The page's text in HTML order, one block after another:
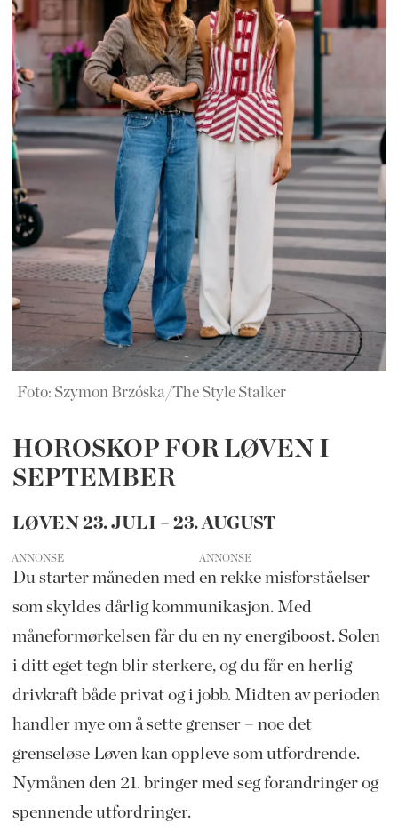
Foto: Szymon Brzóska/The Style Stalker
HOROSKOP FOR LØVEN I
SEPTEMBER
LØVEN 23. JULI – 23. AUGUST
ANNONSE
Du starter måneden med en rekke misforståelser
som skyldes dårlig kommunikasjon. Med
måneformørkelsen får du en ny energiboost. Solen
i ditt eget tegn blir sterkere, og du får en herlig
drivkraft både privat og i jobb. Midten av perioden
handler mye om å sette grenser – noe det
grenseløse Løven kan oppleve som utfordrende.
Nymånen den 21. bringer med seg forandringer og
spennende utfordringer.